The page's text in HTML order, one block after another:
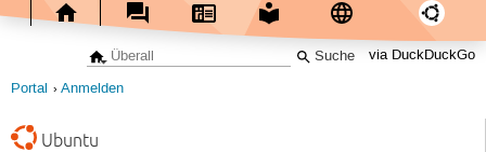
via DuckDuckGo
Portal Anmelden
Ubuntu